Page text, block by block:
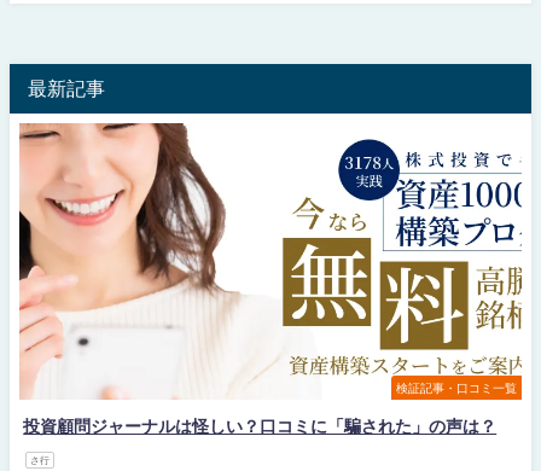
最新記事
検証記事・口コミ一覧
投資顧問ジャーナルは怪しい？口コミに「騙された」の声は？
さ行